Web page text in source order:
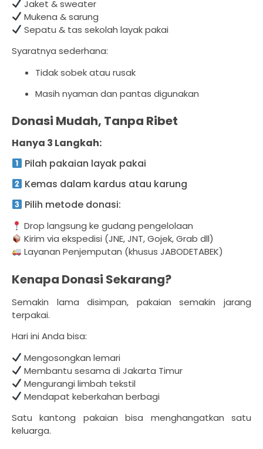
Jaket & sweater
Mukena & sarung
Sepatu & tas sekolah layak pakai
Syaratnya sederhana:
Tidak sobek atau rusak
Masih nyaman dan pantas digunakan
Donasi Mudah, Tanpa Ribet
Hanya 3 Langkah:
Pilah pakaian layak pakai
Kemas dalam kardus atau karung
Pilih metode donasi:
Drop langsung ke gudang pengelolaan
Kirim via ekspedisi (JNE, JNT, Gojek, Grab dll)
Layanan Penjemputan (khusus JABODETABEK)
Kenapa Donasi Sekarang?
Semakin lama disimpan, pakaian semakin jarang
terpakai.
Hari ini Anda bisa:
Mengosongkan lemari
Membantu sesama di Jakarta Timur
Mengurangi limbah tekstil
Mendapat keberkahan berbagi
Satu kantong pakaian bisa menghangatkan satu
keluarga.